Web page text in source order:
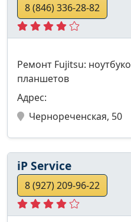
8 (846) 336-28-82
Ремонт Fujitsu:
планшетов
Адрес:
Чернореченская, 50
iP Service
8 (927) 209-96-22